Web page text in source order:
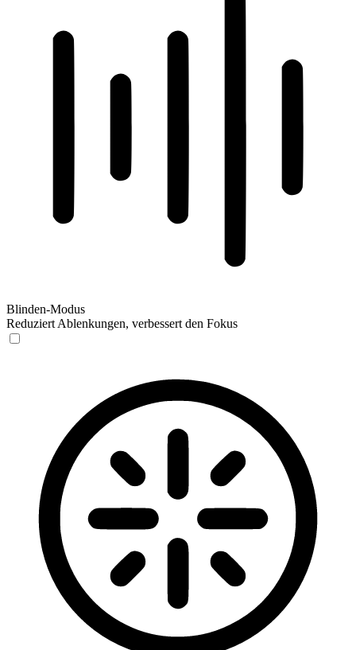
Blinden-Modus
Reduziert Ablenkungen, verbessert den Fokus